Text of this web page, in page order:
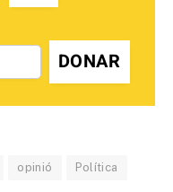
DONAR
opinió Política